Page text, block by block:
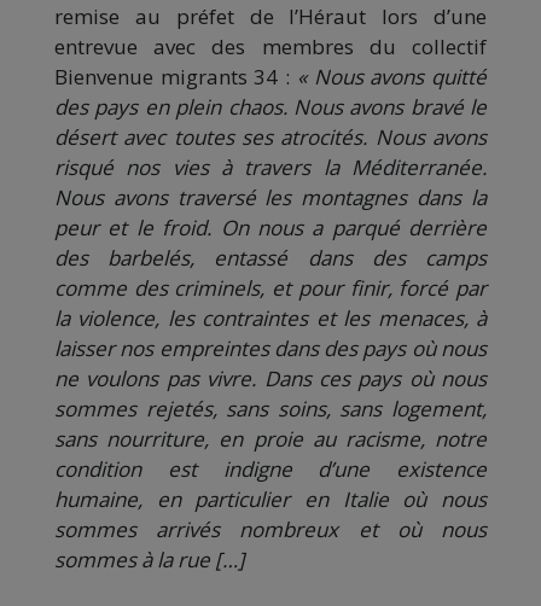
remise au préfet de l’Héraut lors d’une
entrevue avec des membres du collectif
Bienvenue migrants 34 : « Nous avons quitté
des pays en plein chaos. Nous avons bravé le
désert avec toutes ses atrocités. Nous avons
risqué nos vies à travers la Méditerranée.
Nous avons traversé les montagnes dans la
peur et le froid. On nous a parqué derrière
des barbelés, entassé dans des camps
comme des criminels, et pour finir, forcé par
la violence, les contraintes et les menaces, à
laisser nos empreintes dans des pays où nous
ne voulons pas vivre. Dans ces pays où nous
sommes rejetés, sans soins, sans logement,
sans nourriture, en proie au racisme, notre
condition est indigne d’une existence
humaine, en particulier en Italie où nous
sommes arrivés nombreux et où nous
sommes à la rue […]